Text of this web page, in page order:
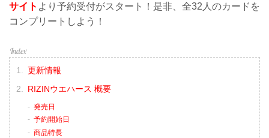
サイト より予約受付がスタート！是非、全32人のカードを
コンプリートしよう！
更新情報
RIZINウエハース 概要
発売日
予約開始日
商品特長